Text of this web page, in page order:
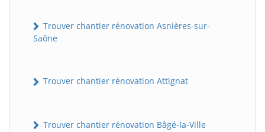
Trouver chantier rénovation Asnières-sur-
Saône
Trouver chantier rénovation Attignat
Trouver chantier rénovation Bâgé-la-Ville